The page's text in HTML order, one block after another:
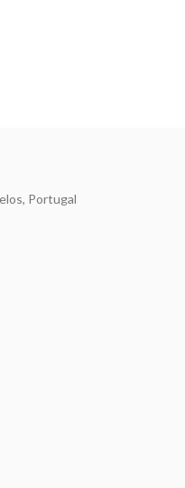
Portugal